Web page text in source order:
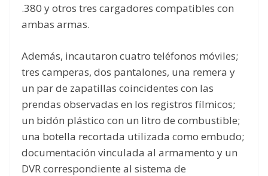
.380 y otros tres cargadores compatibles con
ambas armas.
Además, incautaron cuatro teléfonos móviles;
tres camperas, dos pantalones, una remera y
un par de zapatillas coincidentes con las
prendas observadas en los registros fílmicos;
un bidón plástico con un litro de combustible;
una botella recortada utilizada como embudo;
documentación vinculada al armamento y un
DVR correspondiente al sistema de